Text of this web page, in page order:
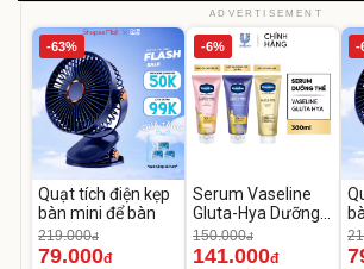
ADVERTISEMENT
-63%
Quạt tích điện kẹp
bàn mini để bàn
219.000đ
79.000đ
-6%
Serum Vaseline
Gluta-Hya Dưỡng
Da Sáng Mịn Sau 7
Ngày
150.000đ
141.000đ
-